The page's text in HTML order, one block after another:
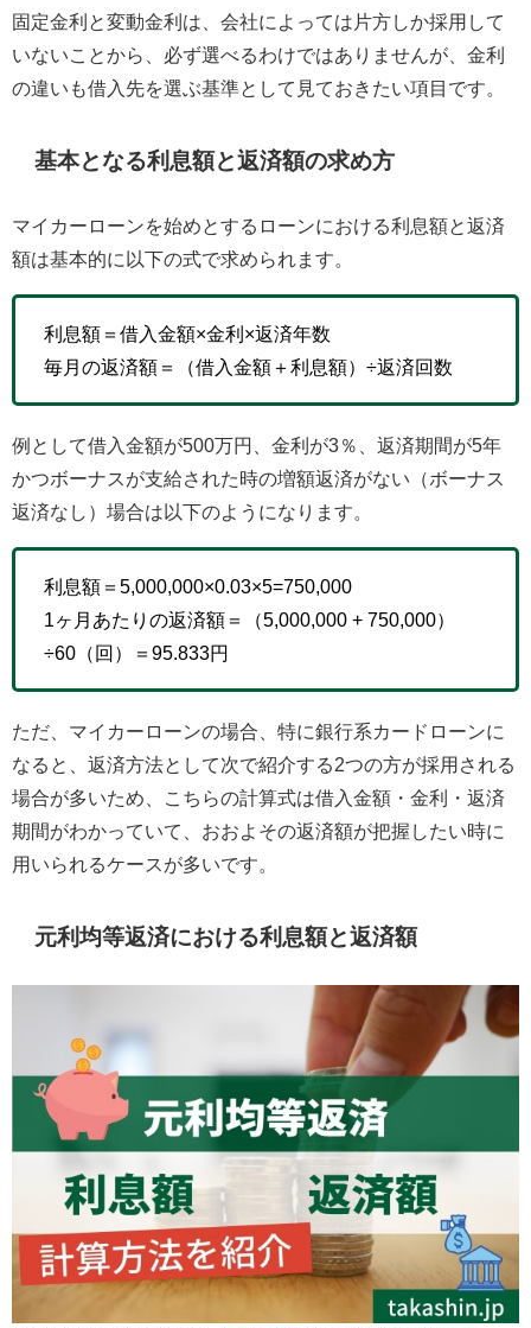
固定金利と変動金利は、会社によっては片方しか採用して
いないことから、必ず選べるわけではありませんが、金利
の違いも借入先を選ぶ基準として見ておきたい項目です。
基本となる利息額と返済額の求め方
マイカーローンを始めとするローンにおける利息額と返済
額は基本的に以下の式で求められます。
利息額＝借入金額×金利×返済年数
毎月の返済額＝（借入金額＋利息額）÷返済回数
例として借入金額が500万円、金利が3％、返済期間が5年
かつボーナスが支給された時の増額返済がない（ボーナス
返済なし）場合は以下のようになります。
利息額＝5,000,000×0.03×5=750,000
1ヶ月あたりの返済額＝（5,000,000 + 750,000）
÷60（回）＝95.833円
ただ、マイカーローンの場合、特に銀行系カードローンに
なると、返済方法として次で紹介する2つの方が採用される
場合が多いため、こちらの計算式は借入金額・金利・返済
期間がわかっていて、おおよその返済額が把握したい時に
用いられるケースが多いです。
元利均等返済における利息額と返済額